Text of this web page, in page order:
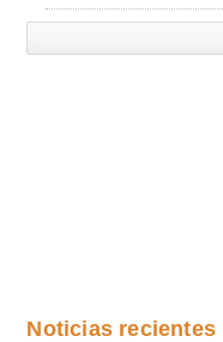
Noticias recientes